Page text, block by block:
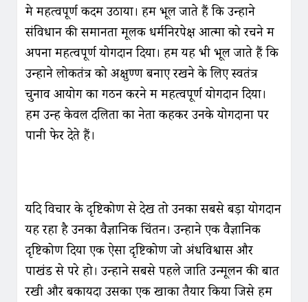
मे महत्वपूर्ण कदम उठाया। हम भूल जाते हैं कि उन्होंने
संविधान की समानता मूलक धर्मनिरपेक्ष आत्मा को रचने में
अपना महत्वपूर्ण योगदान दिया। हम यह भी भूल जाते हैं कि
उन्होंने लोकतंत्र को अक्षुण्ण बनाए रखने के लिए स्वतंत्र
चुनाव आयोग का गठन करने में महत्वपूर्ण योगदान दिया।
हम उन्हें केवल दलितों का नेता कहकर उनके योगदानों पर
पानी फेर देते हैं।
यदि विचार के दृष्टिकोण से देखें तो उनका सबसे बड़ा योगदान
यह रहा है उनका वैज्ञानिक चिंतन। उन्होंने एक वैज्ञानिक
दृष्टिकोण दिया एक ऐसा दृष्टिकोण जो अंधविश्वास और
पाखंड से परे हो। उन्होंने सबसे पहले जाति उन्मूलन की बात
रखी और बकायदा उसका एक खाका तैयार किया जिसे हम